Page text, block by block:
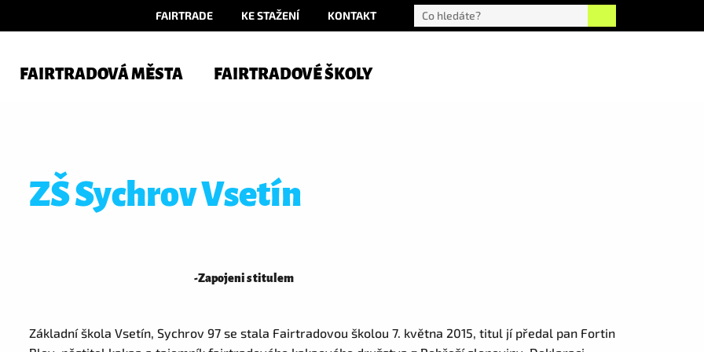
FAIRTRADE KE STAŽENÍ KONTAKT
FAIRTRADOVÁ MĚSTA FAIRTRADOVÉ ŠKOLY
ZŠ Sychrov Vsetín
-Zapojeni s titulem
Základní škola Vsetín, Sychrov 97 se stala Fairtradovou školou 7. května 2015, titul jí předal pan Fortin